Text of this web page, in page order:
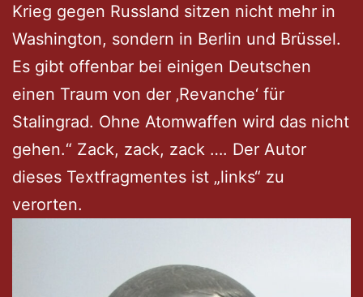
Krieg gegen Russland sitzen nicht mehr in
Washington, sondern in Berlin und Brüssel.
Es gibt offenbar bei einigen Deutschen
einen Traum von der ‚Revanche‘ für
Stalingrad. Ohne Atomwaffen wird das nicht
gehen.“ Zack, zack, zack …. Der Autor
dieses Textfragmentes ist „links“ zu
verorten.